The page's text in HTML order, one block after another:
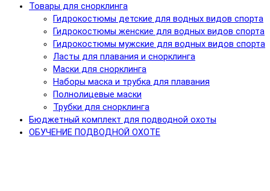
Товары для снорклинга
Гидрокостюмы детские для водных видов спорта
Гидрокостюмы женские для водных видов спорта
Гидрокостюмы мужские для водных видов спорта
Ласты для плавания и снорклинга
Маски для снорклинга
Наборы маска и трубка для плавания
Полнолицевые маски
Трубки для снорклинга
Бюджетный комплект для подводной охоты
ОБУЧЕНИЕ ПОДВОДНОЙ ОХОТЕ